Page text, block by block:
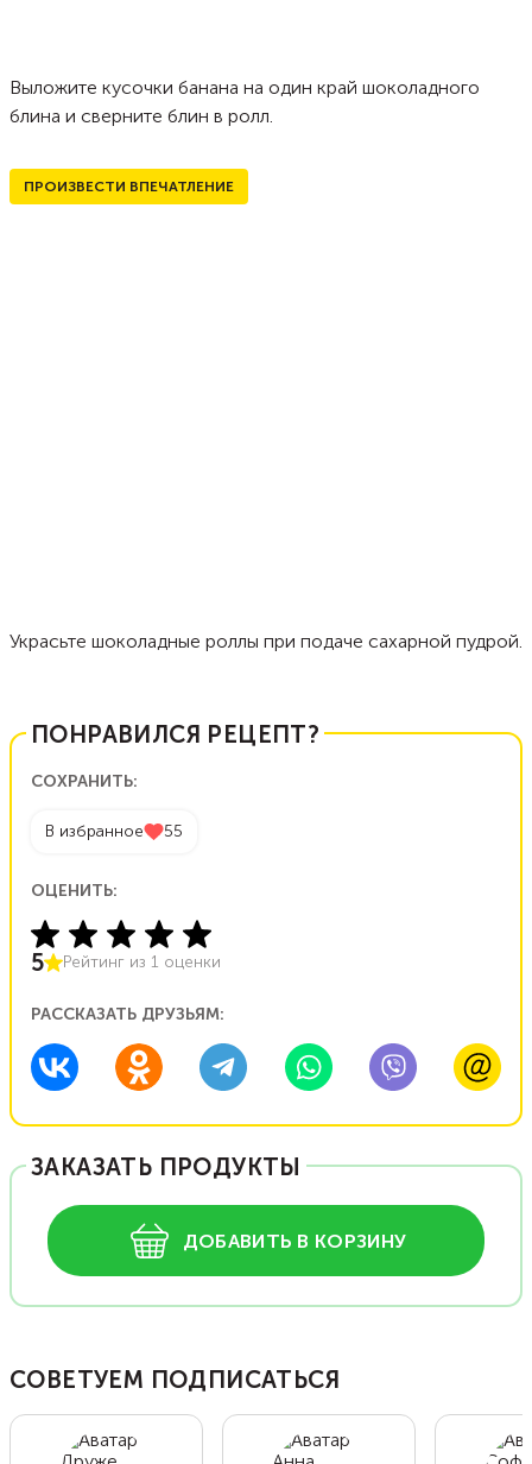
Выложите кусочки банана на один край шоколадного
блина и сверните блин в ролл.
ПРОИЗВЕСТИ ВПЕЧАТЛЕНИЕ
Украсьте шоколадные роллы при подаче сахарной пудрой.
ПОНРАВИЛСЯ РЕЦЕПТ?
СОХРАНИТЬ:
В избранное 55
ОЦЕНИТЬ:
5 Рейтинг из 1 оценки
РАССКАЗАТЬ ДРУЗЬЯМ:
ЗАКАЗАТЬ ПРОДУКТЫ
ДОБАВИТЬ В КОРЗИНУ
СОВЕТУЕМ ПОДПИСАТЬСЯ